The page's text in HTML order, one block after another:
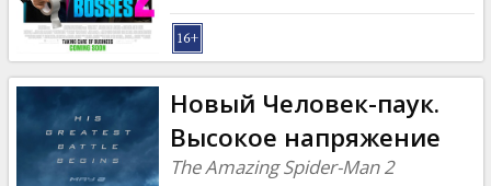
Новый Человек-паук.
Высокое напряжение
The Amazing Spider-Man 2